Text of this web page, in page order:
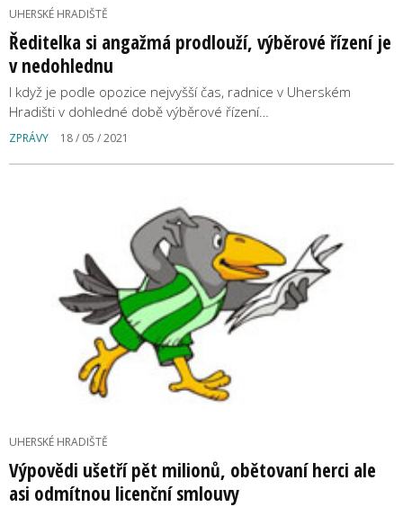
UHERSKÉ HRADIŠTĚ
Ředitelka si angažmá prodlouží, výběrové řízení je
v nedohlednu
I když je podle opozice nejvyšší čas, radnice v Uherském
Hradišti v dohledné době výběrové řízení…
ZPRÁVY 18 / 05 / 2021
UHERSKÉ HRADIŠTĚ
Výpovědi ušetří pět milionů, obětovaní herci ale
asi odmítnou licenční smlouvy